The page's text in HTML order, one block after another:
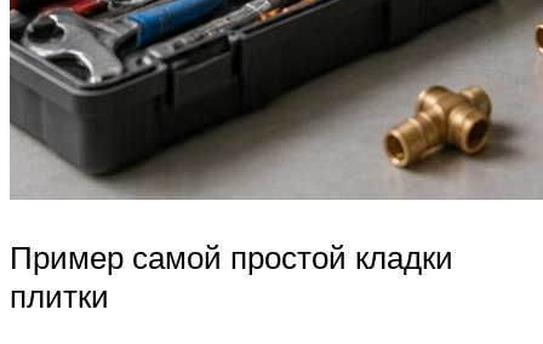
Пример самой простой кладки
плитки